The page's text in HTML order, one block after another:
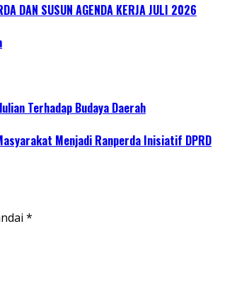
DAN SUSUN AGENDA KERJA JULI 2026
Terhadap Budaya Daerah
Menjadi Ranperda Inisiatif DPRD
*